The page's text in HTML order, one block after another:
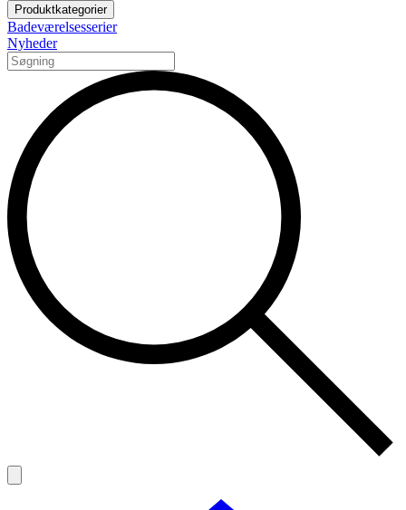
Produktkategorier
Badeværelsesserier
Nyheder